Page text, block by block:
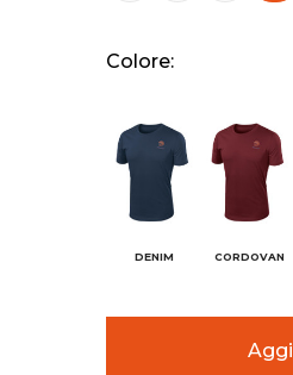
Colore:
DENIM CORDOVAN